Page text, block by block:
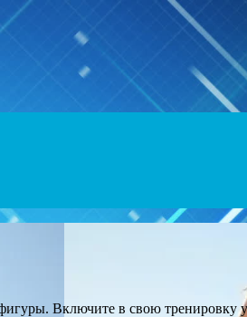
Включите в свою тренировку